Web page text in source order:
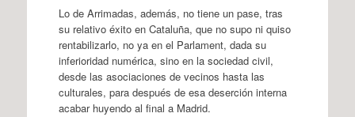
Lo de Arrimadas, además, no tiene un pase, tras
su relativo éxito en Cataluña, que no supo ni quiso
rentabilizarlo, no ya en el Parlament, dada su
inferioridad numérica, sino en la sociedad civil,
desde las asociaciones de vecinos hasta las
culturales, para después de esa deserción interna
acabar huyendo al final a Madrid.